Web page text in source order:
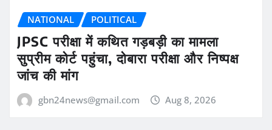
NATIONAL POLITICAL
JPSC परीक्षा में कथित गड़बड़ी का मामला
सुप्रीम कोर्ट पहुंचा, दोबारा परीक्षा और निष्पक्ष
जांच की मांग
gbn24news@gmail.com Aug 8, 2026